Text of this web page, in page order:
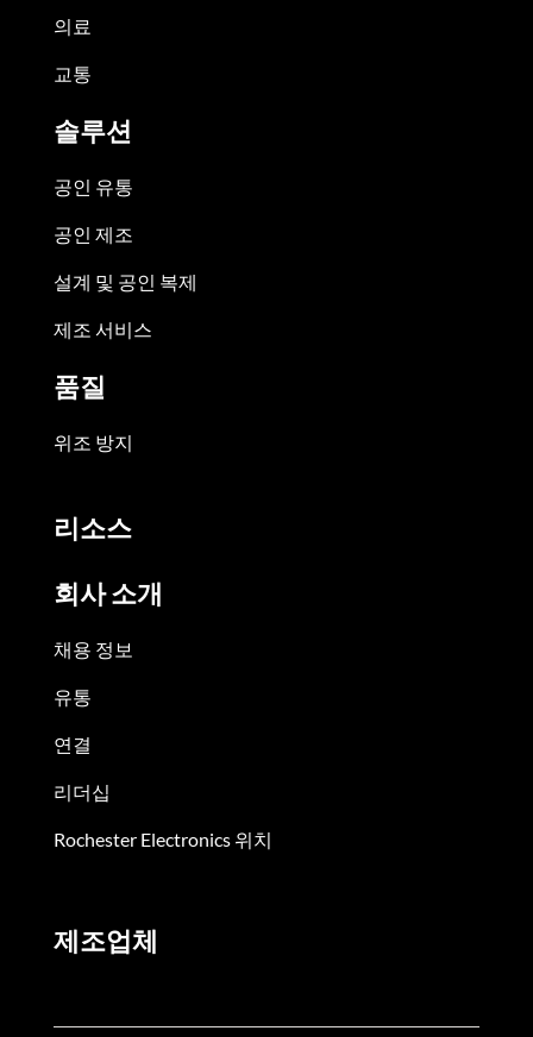
의료
교통
솔루션
공인 유통
공인 제조
설계 및 공인 복제
제조 서비스
품질
위조 방지
리소스
회사 소개
채용 정보
유통
연결
리더십
Rochester Electronics 위치
제조업체